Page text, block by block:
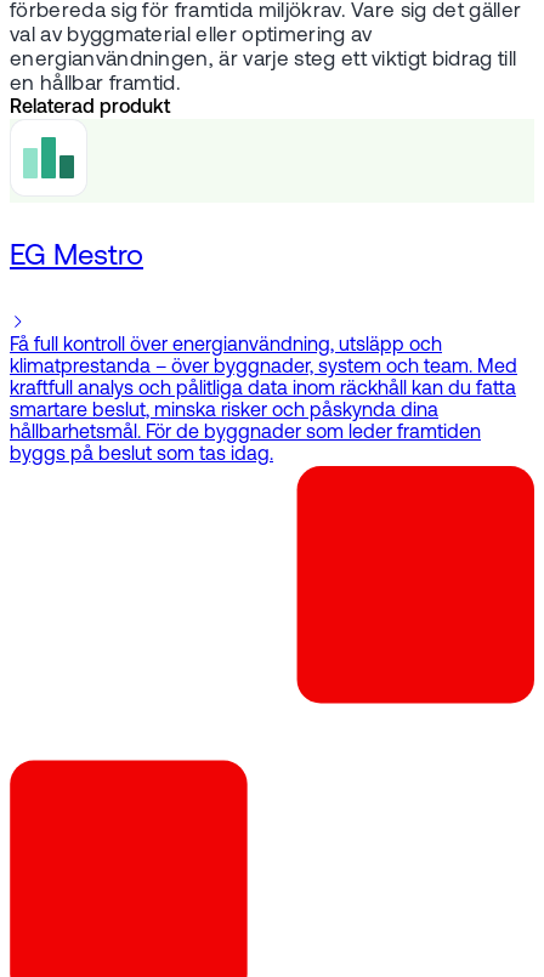
förbereda sig för framtida miljökrav. Vare sig det gäller
val av byggmaterial eller optimering av
energianvändningen, är varje steg ett viktigt bidrag till
en hållbar framtid.
Relaterad produkt
EG Mestro
Få full kontroll över energianvändning, utsläpp och
klimatprestanda – över byggnader, system och team. Med
kraftfull analys och pålitliga data inom räckhåll kan du fatta
smartare beslut, minska risker och påskynda dina
hållbarhetsmål. För de byggnader som leder framtiden
byggs på beslut som tas idag.